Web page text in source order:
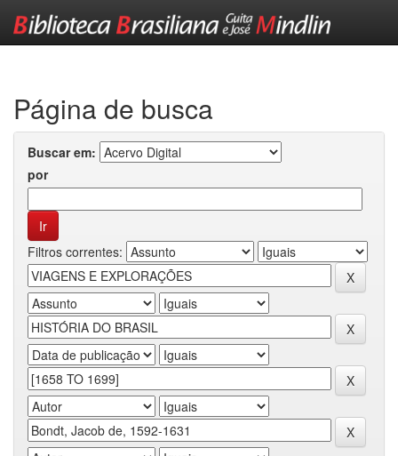
Página de busca
Buscar em:
por
Filtros correntes: